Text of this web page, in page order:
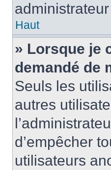
Haut
» Lorsque je
demandé de
Seuls les
autres
d’empêcher
utilisateurs